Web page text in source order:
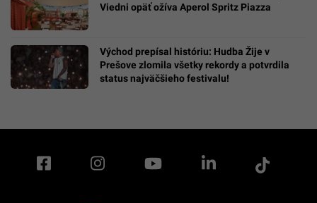
Viedni opäť ožíva Aperol Spritz Piazza
Východ prepísal históriu: Hudba Žije v
Prešove zlomila všetky rekordy a potvrdila
status najväčšieho festivalu!